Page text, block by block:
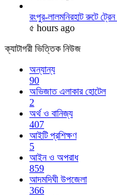
রংপুর-লালমনিরহাট রুটে
৫ hours ago
ক্যাটাগরী ভিত্তিক নিউজ
অন্যান্য
90
অভিজাত এলাকার হোটেল
2
অর্থ ও বানিজ্য
407
আইটি প্রশিক্ষণ
5
আইন ও অপরাধ
859
আদমদিঘী উপজেলা
366